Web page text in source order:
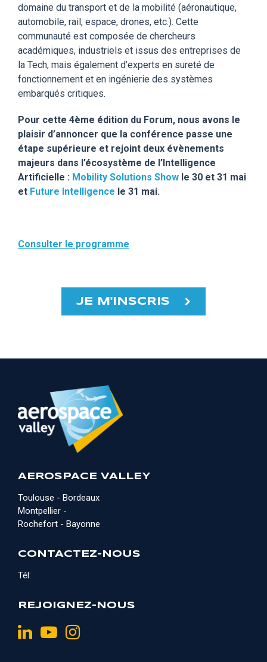
domaine du transport et de la mobilité (aéronautique,
automobile, rail, espace, drones, etc.). Cette
communauté est composée de chercheurs
académiques, industriels et issus des entreprises de
la Tech, mais également d’experts en sureté de
fonctionnement et en ingénierie des systèmes
embarqués critiques.
Pour cette 4ème édition du Forum, nous avons le
plaisir d’annoncer que la conférence passe une
étape supérieure et rejoint deux évènements
majeurs dans l’écosystème de l’Intelligence
Artificielle : Mobility Solutions Show le 30 et 31 mai
et Future Intelligence le 31 mai.
Consulter le programme
JE M'INSCRIS
AEROSPACE VALLEY
Toulouse - Bordeaux
Montpellier -
Rochefort - Bayonne
CONTACTEZ-NOUS
Tél:
REJOIGNEZ-NOUS